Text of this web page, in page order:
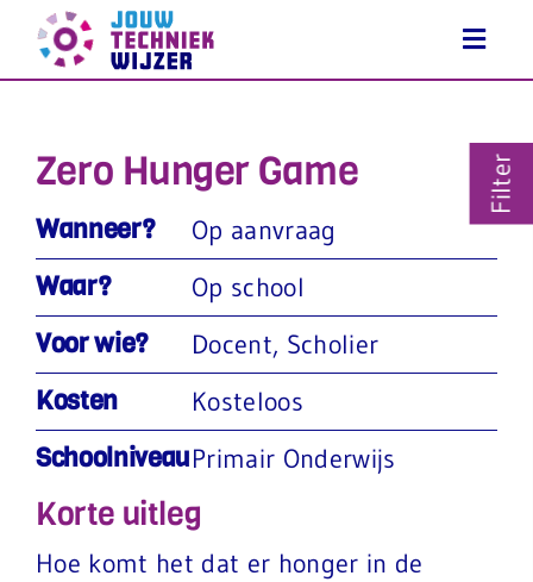
naar
Zero Hunger Game
Wanneer? Op aanvraag
Waar? Op school
Voor wie? Docent, Scholier
Kosten Kosteloos
SchoolniveauPrimair Onderwijs
Korte uitleg
Hoe komt het dat er honger in de
Filter